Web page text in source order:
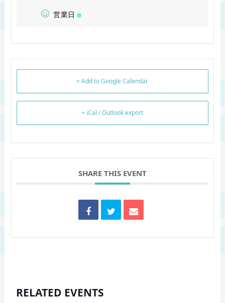
営業日
+ Add to Google Calendar
+ iCal / Outlook export
SHARE THIS EVENT
RELATED EVENTS